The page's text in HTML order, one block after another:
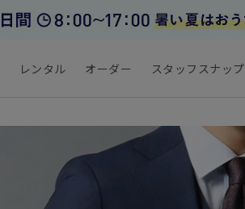
レンタル オーダー スタッフスナップ